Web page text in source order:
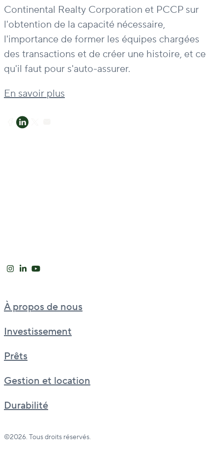
Continental Realty Corporation et PCCP sur
l'obtention de la capacité nécessaire,
l'importance de former les équipes chargées
des transactions et de créer une histoire, et ce
qu'il faut pour s'auto-assurer.
En savoir plus
À propos de nous
Investissement
Prêts
Gestion et location
Durabilité
©2026. Tous droits réservés.